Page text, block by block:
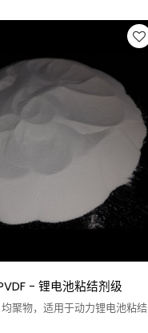
- 锂电池粘结剂级
聚物，适用于动力锂电池粘结